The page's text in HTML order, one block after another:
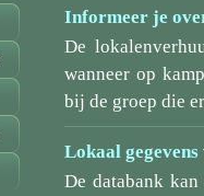
Informeer je
De
wanneer op
bij de groep die
Lokaal
De databank